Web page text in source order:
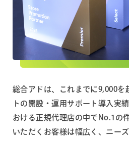
総合アドは、これまでに9,000を
トの開設・運用サポート導入実
おける正規代理店の中でNo.1の
いただくお客様は幅広く、ニー